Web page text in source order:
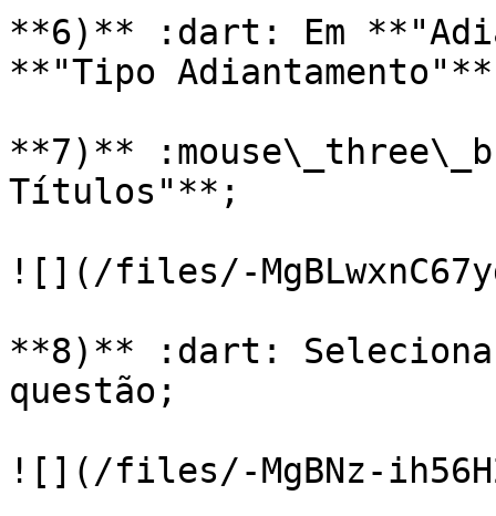
**6)** :dart: Em
**"Tipo
**7)**
Títulos"**;
![](/files/-
**8)** :dart:
questão;
![](/files/-MgBNz-